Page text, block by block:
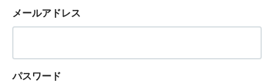
メールアドレス
パスワード